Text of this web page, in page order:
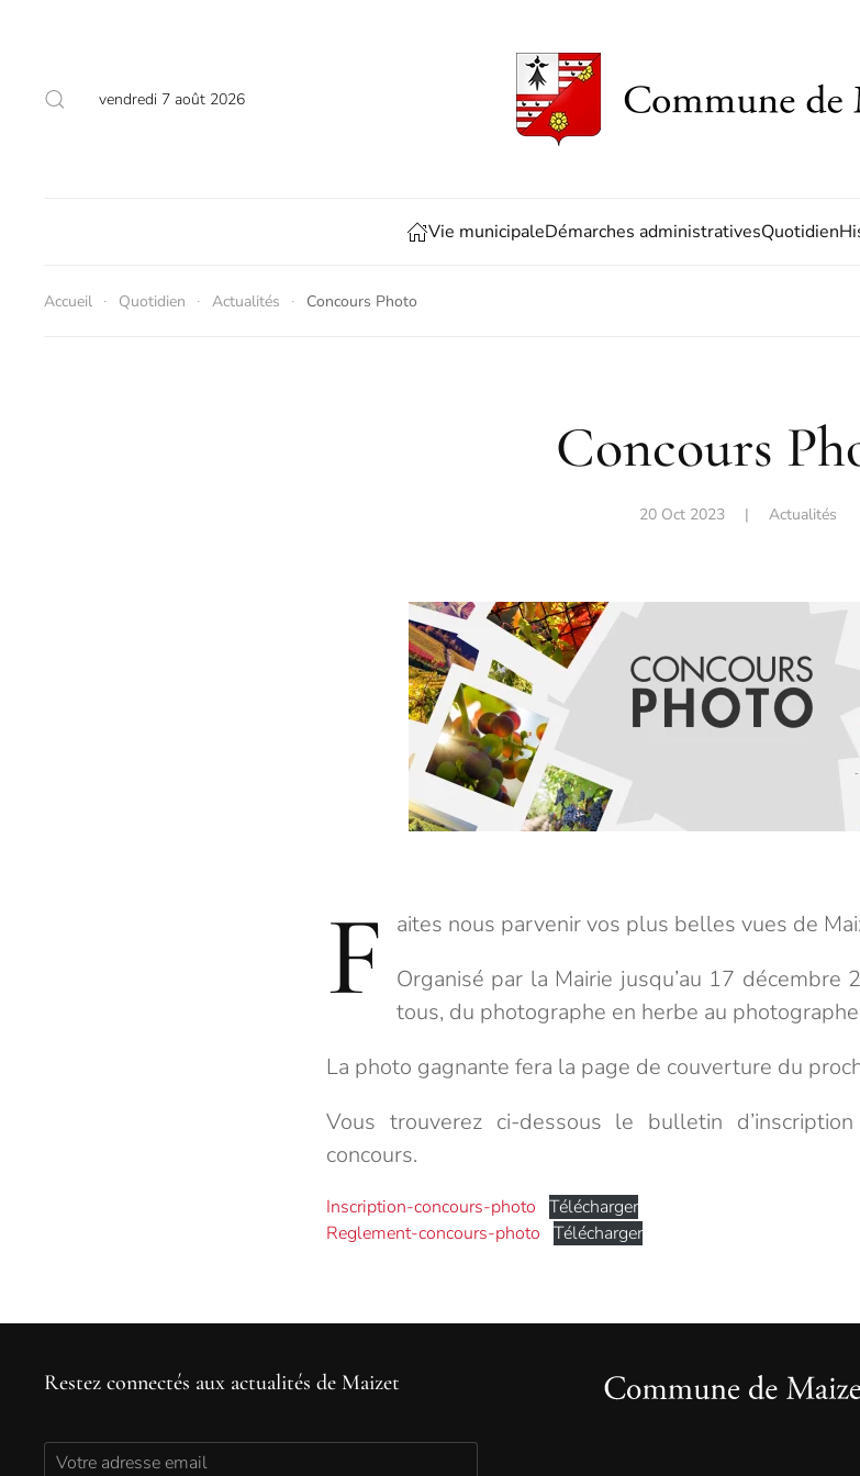
vendredi 7 août 2026
Vie municipaleDémarches administrativesQuotidien
Accueil Quotidien Actualités Concours Photo
Concours
20 Oct 2023 | Actualités
F
aites nous parvenir vos plus belles vues de
Organisé par la Mairie jusqu’au 17 décembre
tous, du photographe en herbe au
La photo gagnante fera la page de couverture du
Vous trouverez ci-dessous le bulletin
concours.
Inscription-concours-photo Télécharger
Reglement-concours-photo Télécharger
Restez connectés aux actualités de Maizet